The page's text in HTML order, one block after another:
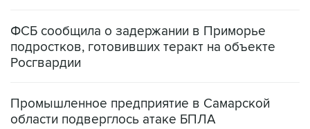
ФСБ сообщила о задержании в Приморье
подростков, готовивших теракт на объекте
Росгвардии
Промышленное предприятие в Самарской
области подверглось атаке БПЛА